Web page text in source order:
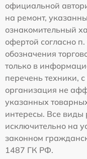
официальной
на ремонт,
ознакомительный
офертой согласно
обозначения
только в
перечень техники,
организация не
указанных
интересы. Все виды
исключительно на
законном
1487 ГК РФ.